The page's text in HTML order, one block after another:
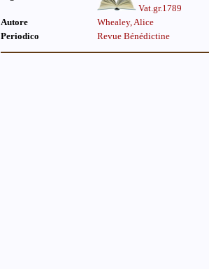
Vat.gr.1789
Autore
Whealey, Alice
Periodico
Revue Bénédictine